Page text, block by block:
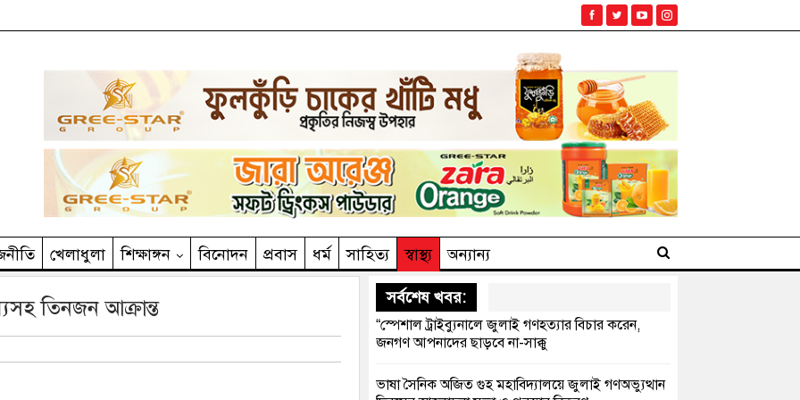
খেলাধুলা শিক্ষাঙ্গন বিনোদন প্রবাস ধর্ম সাহিত‌্য স্বাস্থ্য অন্যান্য
তিনজন আক্রান্ত সর্বশেষ খবর:
“স্পেশাল ট্রাইব্যুনালে জুলাই গণহত্যার বিচার করেন,
জনগণ আপনাদের ছাড়বে না-সাক্কু
ভাষা সৈনিক অজিত গুহ মহাবিদ্যালয়ে জুলাই গণঅভ্যুত্থান